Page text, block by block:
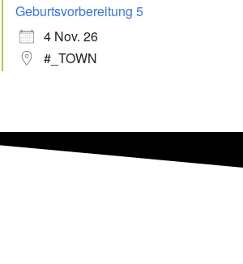
Geburtsvorbereitung 5
4 Nov. 26
#_TOWN